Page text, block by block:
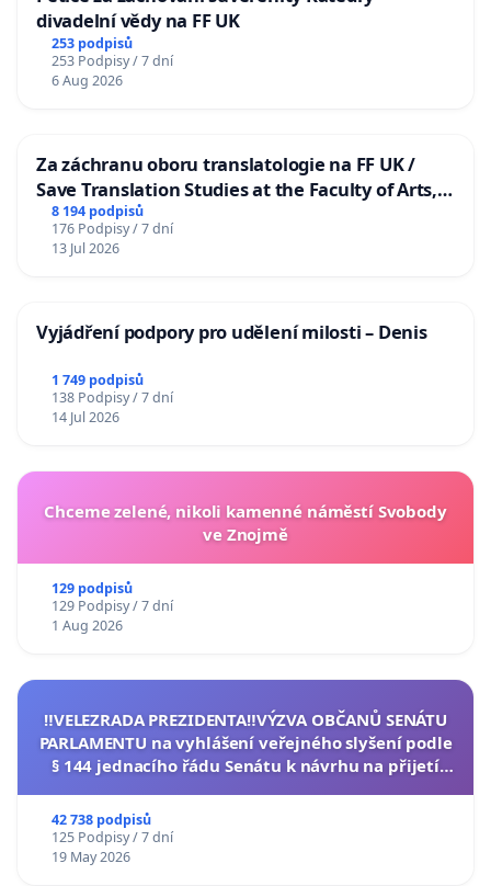
divadelní vědy na FF UK
253 podpisů
253 Podpisy / 7 dní
6 Aug 2026
Za záchranu oboru translatologie na FF UK /
Save Translation Studies at the Faculty of Arts,
Charles University
8 194 podpisů
176 Podpisy / 7 dní
13 Jul 2026
Vyjádření podpory pro udělení milosti – Denis
1 749 podpisů
138 Podpisy / 7 dní
14 Jul 2026
Chceme zelené, nikoli kamenné náměstí Svobody
ve Znojmě
129 podpisů
129 Podpisy / 7 dní
1 Aug 2026
‼️VELEZRADA PREZIDENTA‼️VÝZVA OBČANŮ SENÁTU
PARLAMENTU na vyhlášení veřejného slyšení podle
§ 144 jednacího řádu Senátu k návrhu na přijetí
42 738 podpisů
125 Podpisy / 7 dní
19 May 2026